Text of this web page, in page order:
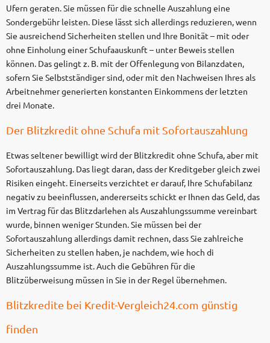
Ufern geraten. Sie müssen für die schnelle Auszahlung eine
Sondergebühr leisten. Diese lässt sich allerdings reduzieren, wenn
Sie ausreichend Sicherheiten stellen und Ihre Bonität – mit oder
ohne Einholung einer Schufaauskunft – unter Beweis stellen
können. Das gelingt z. B. mit der Offenlegung von Bilanzdaten,
sofern Sie Selbstständiger sind, oder mit den Nachweisen Ihres als
Arbeitnehmer generierten konstanten Einkommens der letzten
drei Monate.
Der Blitzkredit ohne Schufa mit Sofortauszahlung
Etwas seltener bewilligt wird der Blitzkredit ohne Schufa, aber mit
Sofortauszahlung. Das liegt daran, dass der Kreditgeber gleich zwei
Risiken eingeht. Einerseits verzichtet er darauf, Ihre Schufabilanz
negativ zu beeinflussen, andererseits schickt er Ihnen das Geld, das
im Vertrag für das Blitzdarlehen als Auszahlungssumme vereinbart
wurde, binnen weniger Stunden. Sie müssen bei der
Sofortauszahlung allerdings damit rechnen, dass Sie zahlreiche
Sicherheiten zu stellen haben, je nachdem, wie hoch di
Auszahlungssumme ist. Auch die Gebühren für die
Blitzüberweisung müssen in Sie in der Regel übernehmen.
Blitzkredite bei Kredit-Vergleich24.com günstig
finden